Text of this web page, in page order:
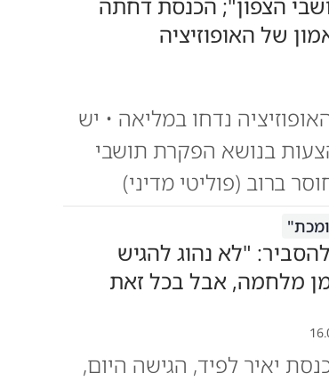
הצפון"; הכנסת דחתה
של האופוזיציה
נדחו במליאה • יש
בנושא הפקרת תושבי
ברוב (פוליטי מדיני)
"לא נהוג להגיש
מלחמה, אבל בכל זאת
יאיר לפיד, הגישה היום,